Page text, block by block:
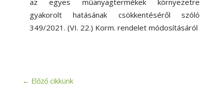
az egyes műanyagtermékek környezetre
gyakorolt hatásának csökkentéséről szóló
349/2021. (VI. 22.) Korm. rendelet módosításáról
← Előző cikkünk